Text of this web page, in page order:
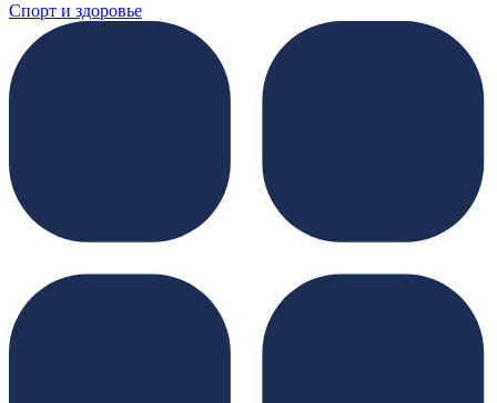
Спорт и здоровье